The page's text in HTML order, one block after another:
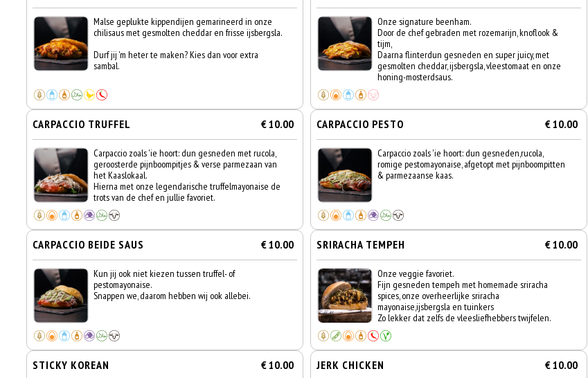
Malse geplukte kippendijen gemarineerd in onze
chilisaus met gesmolten cheddar en frisse ijsbergsla.
Durf jij 'm heter te maken? Kies dan voor extra
sambal.
Onze signature beenham.
Door de chef gebraden met rozemarijn, knoflook &
tijm,
Daarna flinterdun gesneden en super juicy, met
gesmolten cheddar, ijsbergsla, vleestomaat en onze
honing-mosterdsaus.
CARPACCIO TRUFFEL € 10.00
Carpaccio zoals 'ie hoort: dun gesneden met rucola,
geroosterde pijnboompitjes & verse parmezaan van
het Kaaslokaal.
Hierna met onze legendarische truffelmayonaise de
trots van de chef en jullie favoriet.
CARPACCIO PESTO € 10.00
Carpaccio zoals 'ie hoort: dun gesneden,rucola,
romige pestomayonaise, afgetopt met pijnboompitten
& parmezaanse kaas.
CARPACCIO BEIDE SAUS € 10.00
Kun jij ook niet kiezen tussen truffel- of
pestomayonaise.
Snappen we, daarom hebben wij ook allebei.
SRIRACHA TEMPEH € 10.00
Onze veggie favoriet.
Fijn gesneden tempeh met homemade sriracha
spices, onze overheerlijke sriracha
mayonaise,ijsbergsla en tuinkers
Zo lekker dat zelfs de vleesliefhebbers twijfelen.
STICKY KOREAN € 10.00 JERK CHICKEN € 10.00